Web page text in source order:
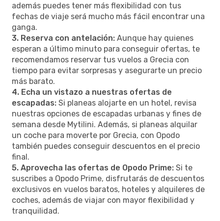
además puedes tener más flexibilidad con tus
fechas de viaje será mucho más fácil encontrar una
ganga.
3. Reserva con antelación: Aunque hay quienes
esperan a último minuto para conseguir ofertas, te
recomendamos reservar tus vuelos a Grecia con
tiempo para evitar sorpresas y asegurarte un precio
más barato.
4. Echa un vistazo a nuestras ofertas de
escapadas: Si planeas alojarte en un hotel, revisa
nuestras opciones de escapadas urbanas y fines de
semana desde Mytilini. Además, si planeas alquilar
un coche para moverte por Grecia, con Opodo
también puedes conseguir descuentos en el precio
final.
5. Aprovecha las ofertas de Opodo Prime: Si te
suscribes a Opodo Prime, disfrutarás de descuentos
exclusivos en vuelos baratos, hoteles y alquileres de
coches, además de viajar con mayor flexibilidad y
tranquilidad.